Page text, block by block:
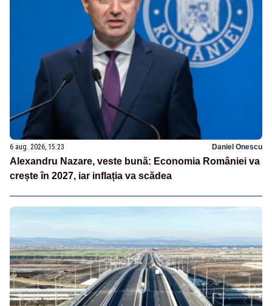
6 aug. 2026, 15:23 Daniel Onescu
Alexandru Nazare, veste bună: Economia României va
crește în 2027, iar inflația va scădea